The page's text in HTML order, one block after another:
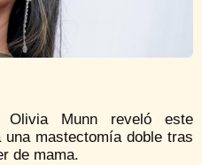
Olivia Munn reveló este
mastectomía doble tras
de mama.